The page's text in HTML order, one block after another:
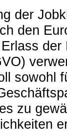
der
den
sowohl
zu